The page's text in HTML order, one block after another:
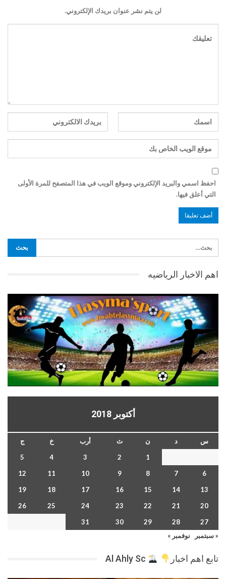
لن يتم نشر عنوان بريدك الإلكتروني.
احفظ اسمي والبريد الإلكتروني وموقع الويب في هذا المتصفح للمرة الأولى
التي أعلق فيها.
اهم الاخبار الرياضيه
أكتوبر 2018
س د ن ث أرب خ
ج
1
2
3
4
5
6
7
8
9
10
11
12
13
14
15
16
17
18
19
20
21
22
23
24
25
26
27
28
29
30
31
« سبتمبر
نوفمبر »
تابع اهم اخبار